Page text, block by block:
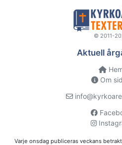
© 2011-
Aktuell
Om
Varje onsdag publiceras veckans